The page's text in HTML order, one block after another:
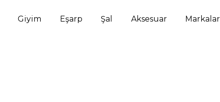
Giyim Eşarp Şal Aksesuar